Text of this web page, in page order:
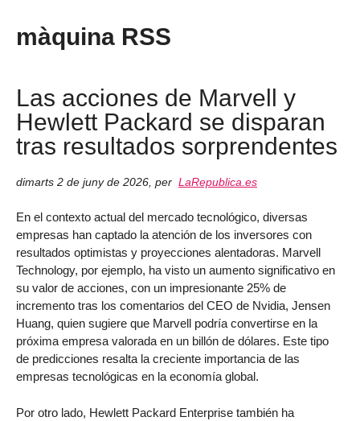
màquina RSS
Las acciones de Marvell y
Hewlett Packard se disparan
tras resultados sorprendentes
dimarts 2 de juny de 2026 per LaRepublica.es
En el contexto actual del mercado tecnológico, diversas
empresas han captado la atención de los inversores con
resultados optimistas y proyecciones alentadoras. Marvell
Technology, por ejemplo, ha visto un aumento significativo en
su valor de acciones, con un impresionante 25% de
incremento tras los comentarios del CEO de Nvidia, Jensen
Huang, quien sugiere que Marvell podría convertirse en la
próxima empresa valorada en un billón de dólares. Este tipo
de predicciones resalta la creciente importancia de las
empresas tecnológicas en la economía global.
Por otro lado, Hewlett Packard Enterprise también ha